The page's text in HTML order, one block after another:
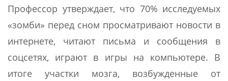
Профессор утверждает, что 70% исследуемых
«зомби» перед сном просматривают новости в
интернете, читают письма и сообщения в
соцсетях, играют в игры на компьютере. В
итоге участки мозга, возбужденные от